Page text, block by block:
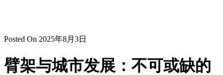
Posted On 2025年8月3日
臂架与城市发展：不可或缺的